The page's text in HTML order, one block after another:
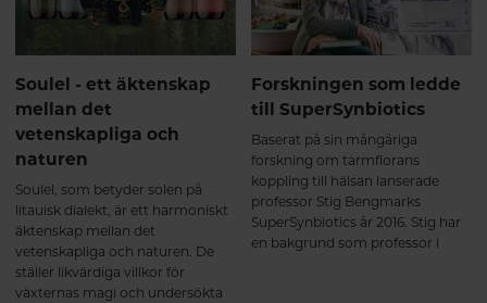
Soulel - ett äktenskap
mellan det
vetenskapliga och
naturen
Soulel, som betyder solen på
litauisk dialekt, är ett harmoniskt
äktenskap mellan det
vetenskapliga och naturen. De
ställer likvärdiga villkor för
växternas magi och undersökta
Forskningen som ledde
till SuperSynbiotics
Baserat på sin mångåriga
forskning om tarmflorans
koppling till hälsan lanserade
professor Stig Bengmarks
SuperSynbiotics år 2016. Stig har
en bakgrund som professor i